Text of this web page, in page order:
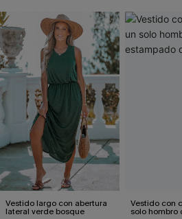
Vestido largo con abertura
lateral verde bosque
Vestido con
solo hombro